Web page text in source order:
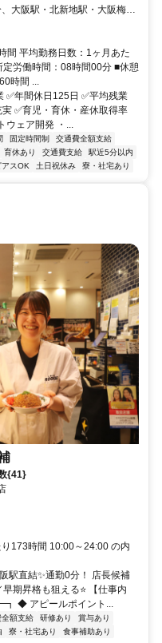
大阪駅・北新地駅・大阪梅田
間 平均勤務日数：1ヶ月あた
労働時間：08時間00分 ■休憩
時間 ...
✅年間休日125日 ✅平均残業
✅育児・育休・産休取得率
ウェア開発 ・...
固定時間制
交通費全額支給
育休あり 交通費支給
駅近5分以内
アスOK 土日祝休み 寮・社宅あり
{41}
173時間 10:00～24:00 の内
駅直結✨通勤0分！ 店長候補
期昇格も狙える⭐ 【仕事内
ピールポイント...
全額支給 研修あり
賞与あり
寮・社宅あり
食事補助あり